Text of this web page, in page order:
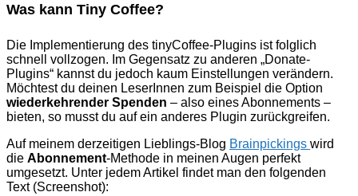
Was kann Tiny Coffee?
Die Implementierung des tinyCoffee-Plugins ist folglich
schnell vollzogen. Im Gegensatz zu anderen „Donate-
Plugins“ kannst du jedoch kaum Einstellungen verändern.
Möchtest du deinen LeserInnen zum Beispiel die Option
wiederkehrender Spenden – also eines Abonnements –
bieten, so musst du auf ein anderes Plugin zurückgreifen.
Auf meinem derzeitigen Lieblings-Blog Brainpickings wird
die Abonnement-Methode in meinen Augen perfekt
umgesetzt. Unter jedem Artikel findet man den folgenden
Text (Screenshot):